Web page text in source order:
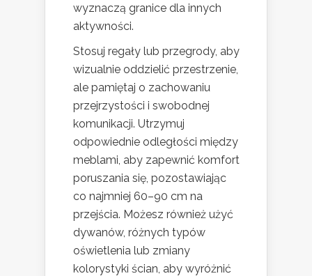
wyznaczą granice dla innych
aktywności.
Stosuj regały lub przegrody, aby
wizualnie oddzielić przestrzenie,
ale pamiętaj o zachowaniu
przejrzystości i swobodnej
komunikacji. Utrzymuj
odpowiednie odległości między
meblami, aby zapewnić komfort
poruszania się, pozostawiając
co najmniej 60–90 cm na
przejścia. Możesz również użyć
dywanów, różnych typów
oświetlenia lub zmiany
kolorystyki ścian, aby wyróżnić